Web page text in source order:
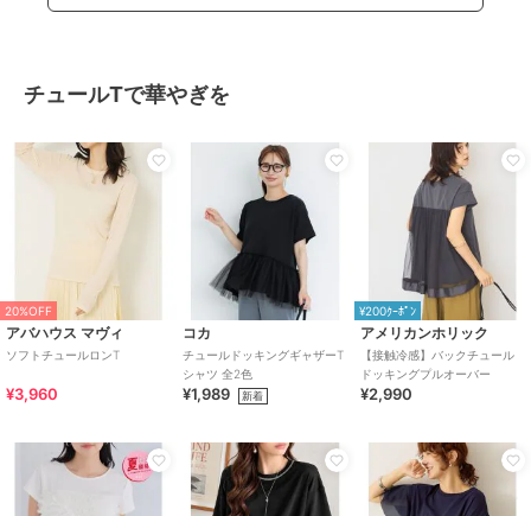
チュールTで華やぎを
20%OFF
アバハウス マヴィ
ソフトチュールロンT
¥3,960
コカ
チュールドッキングギャザーT
シャツ 全2色
¥1,989 新着
¥200ｸｰﾎﾟﾝ
アメリカンホリック
【接触冷感】バックチュール
ドッキングプルオーバー
¥2,990